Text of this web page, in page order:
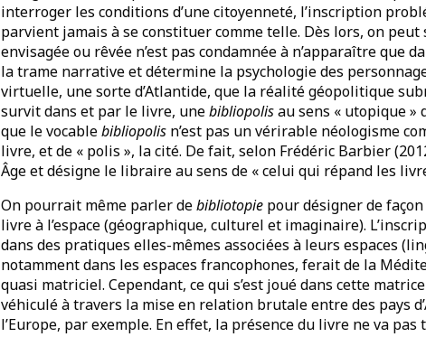
interroger les conditions d’une citoyenneté, l’inscription
parvient jamais à se constituer comme telle. Dès lors, on
envisagée ou rêvée n’est pas condamnée à n’apparaître que
la trame narrative et détermine la psychologie des
virtuelle, une sorte d’Atlantide, que la réalité géopolitique
survit dans et par le livre, unebibliopolisau sens « utopique »
que le vocablebibliopolis n’est pas un vérirable néologisme
livre, et de « polis », la cité. De fait, selon Frédéric Barbier
Âge et désigne le libraire au sens de « celui qui répand les
On pourrait même parler debibliotopie pour désigner de
livre à l’espace (géographique, culturel et imaginaire).
dans des pratiques elles-mêmes associées à leurs espaces
notamment dans les espaces francophones, ferait de la
quasi matriciel. Cependant, ce qui s’est joué dans cette
véhiculé à travers la mise en relation brutale entre des pays
l’Europe, par exemple. En effet, la présence du livre ne va pas